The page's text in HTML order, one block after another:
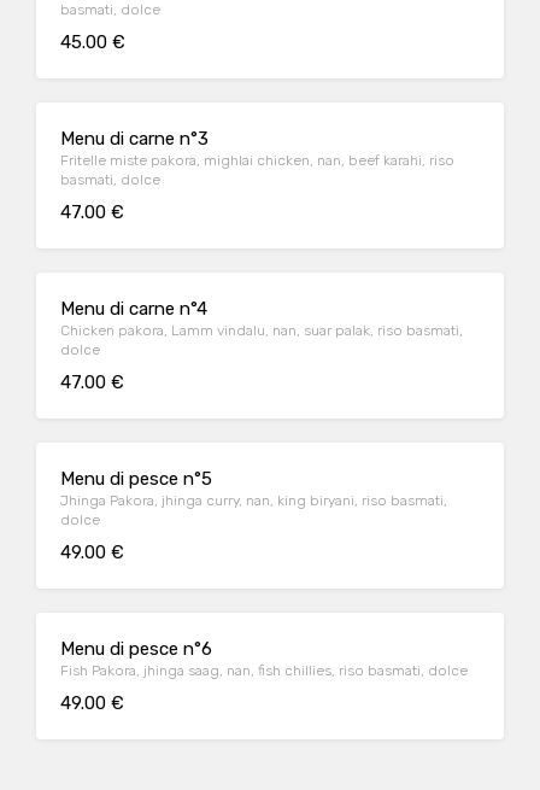
basmati, dolce
45.00 €
Menu di carne n°3
Fritelle miste pakora, mighlai chicken, nan, beef karahi, riso
basmati, dolce
47.00 €
Menu di carne n°4
Chicken pakora, Lamm vindalu, nan, suar palak, riso basmati,
dolce
47.00 €
Menu di pesce n°5
Jhinga Pakora, jhinga curry, nan, king biryani, riso basmati,
dolce
49.00 €
Menu di pesce n°6
Fish Pakora, jhinga saag, nan, fish chillies, riso basmati, dolce
49.00 €